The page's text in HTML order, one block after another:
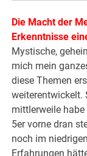
Die Macht der
Erkenntnisse
Mystische,
mich mein
diese Themen
weiterentwickelt.
mittlerweile
5er vorne dran
noch im
Erfahrungen